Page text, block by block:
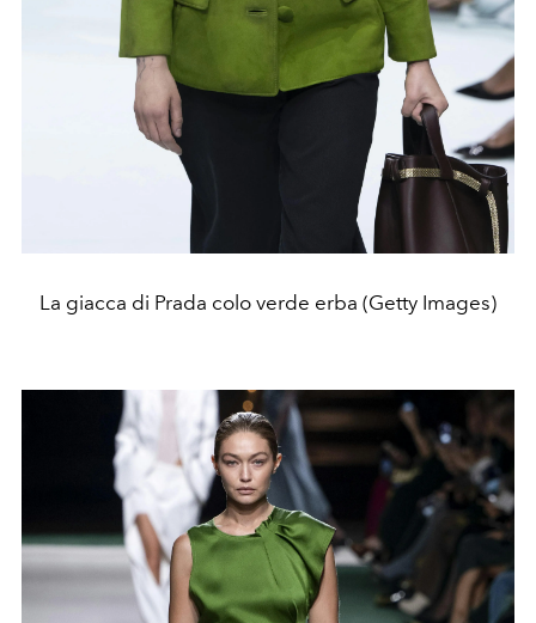
La giacca di Prada colo verde erba (Getty Images)